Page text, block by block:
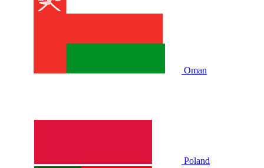
Oman
Poland